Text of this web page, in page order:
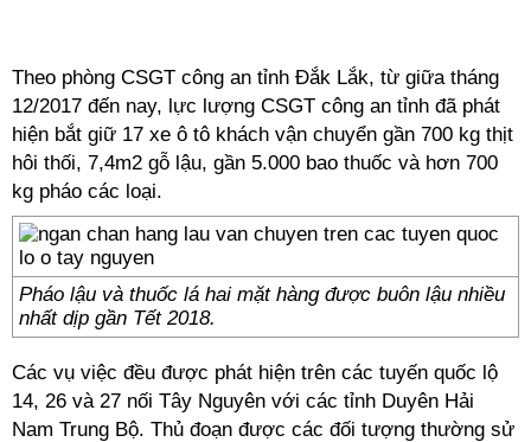
Theo phòng CSGT công an tỉnh Đắk Lắk, từ giữa tháng
12/2017 đến nay, lực lượng CSGT công an tỉnh đã phát
hiện bắt giữ 17 xe ô tô khách vận chuyển gần 700 kg thịt
hôi thối, 7,4m2 gỗ lậu, gần 5.000 bao thuốc và hơn 700
kg pháo các loại.
Pháo lậu và thuốc lá hai mặt hàng được buôn lậu nhiều
nhất dịp gần Tết 2018.
Các vụ việc đều được phát hiện trên các tuyến quốc lộ
14, 26 và 27 nối Tây Nguyên với các tỉnh Duyên Hải
Nam Trung Bộ. Thủ đoạn được các đối tượng thường sử